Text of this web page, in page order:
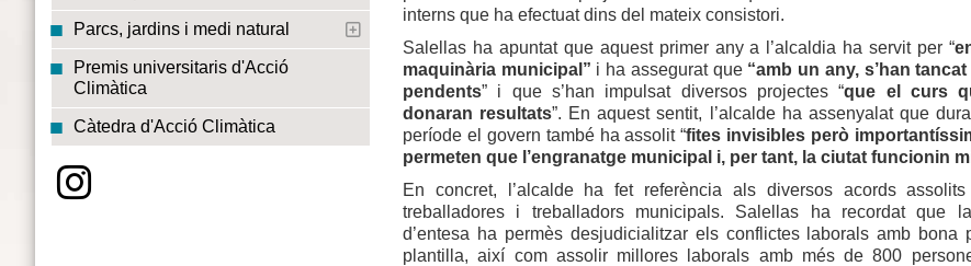
Parcs, jardins i medi natural
Premis universitaris d'Acció
Climàtica
Càtedra d'Acció Climàtica
interns que ha efectuat dins del mateix consistori.
Salellas ha apuntat que aquest primer any a l’alcaldia ha servit per “
maquinària municipal” i ha assegurat que“amb un any, s’han
pendents” i que s’han impulsat diversos projectes “que el curs
donaran resultats”. En aquest sentit, l’alcalde ha assenyalat que
període el govern també ha assolit “fites invisibles però
permeten que l’engranatge municipal i, per tant, la ciutat funcionin
En concret, l’alcalde ha fet referència als diversos acords
treballadores i treballadors municipals. Salellas ha recordat que
d’entesa ha permès desjudicialitzar els conflictes laborals amb bona
plantilla, així com assolir millores laborals amb més de 800